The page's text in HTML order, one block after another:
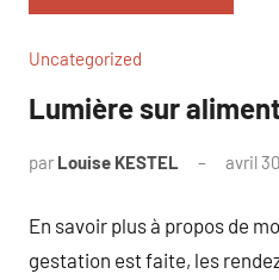
Uncategorized
Lumière sur
par Louise KESTEL avril
En savoir plus à propos de
gestation est faite, les